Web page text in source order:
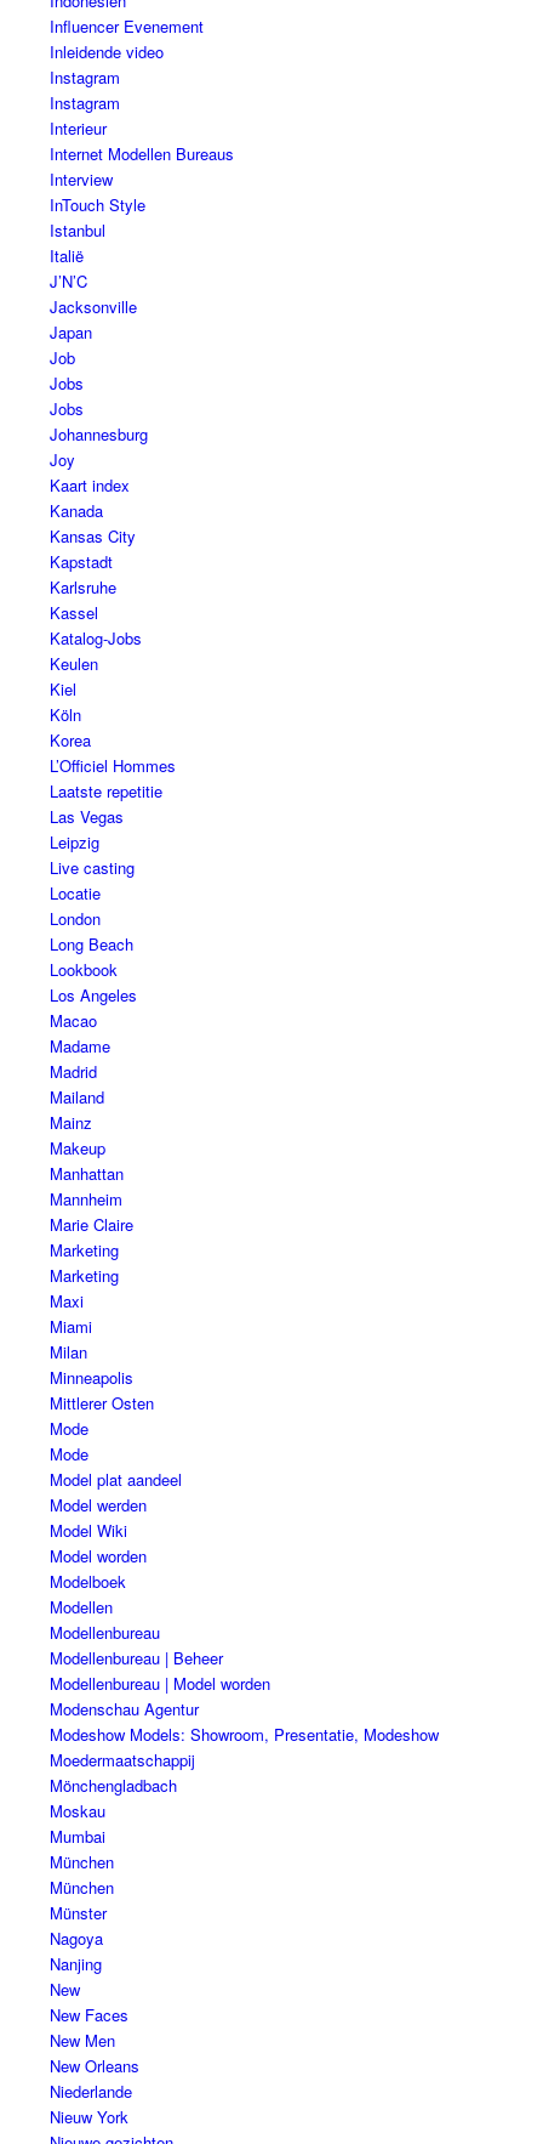
Influencer Evenement
Inleidende video
Instagram
Instagram
Interieur
Internet Modellen Bureaus
Interview
InTouch Style
Istanbul
Italië
J’N’C
Jacksonville
Japan
Job
Jobs
Jobs
Johannesburg
Joy
Kaart index
Kanada
Kansas City
Kapstadt
Karlsruhe
Kassel
Katalog-Jobs
Keulen
Kiel
Köln
Korea
L’Officiel Hommes
Laatste repetitie
Las Vegas
Leipzig
Live casting
Locatie
London
Long Beach
Lookbook
Los Angeles
Macao
Madame
Madrid
Mailand
Mainz
Makeup
Manhattan
Mannheim
Marie Claire
Marketing
Marketing
Maxi
Miami
Milan
Minneapolis
Mittlerer Osten
Mode
Mode
Model plat aandeel
Model werden
Model Wiki
Model worden
Modelboek
Modellen
Modellenbureau
Modellenbureau | Beheer
Modellenbureau | Model worden
Modenschau Agentur
Modeshow Models: Showroom, Presentatie, Modeshow
Moedermaatschappij
Mönchengladbach
Moskau
Mumbai
München
München
Münster
Nagoya
Nanjing
New
New Faces
New Men
New Orleans
Niederlande
Nieuw York